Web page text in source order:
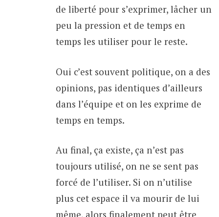
de liberté pour s’exprimer, lâcher un
peu la pression et de temps en
temps les utiliser pour le reste.
Oui c’est souvent politique, on a des
opinions, pas identiques d’ailleurs
dans l’équipe et on les exprime de
temps en temps.
Au final, ça existe, ça n’est pas
toujours utilisé, on ne se sent pas
forcé de l’utiliser. Si on n’utilise
plus cet espace il va mourir de lui
même, alors finalement peut être